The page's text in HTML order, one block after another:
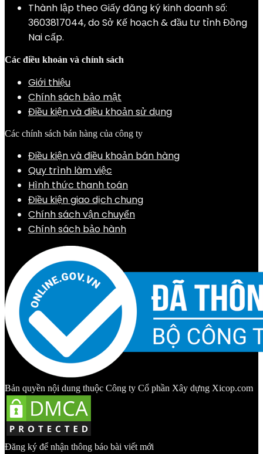
Thành lập theo Giấy đăng ký kinh doanh số:
3603817044, do Sở Kế hoạch & đầu tư tỉnh Đồng
Nai cấp.
Các điều khoản và chính sách
Giới thiệu
Chính sách bảo mật
Điều kiện và điều khoản sử dụng
Các chính sách bán hàng của công ty
Điều kiện và điều khoản bán hàng
Quy trình làm việc
Hình thức thanh toán
Điều kiện giao dịch chung
Chính sách vận chuyển
Chính sách bảo hành
Bản quyền nội dung thuộc Công ty Cổ phần Xây dựng Xicop.com
Đăng ký để nhận thông báo bài viết mới